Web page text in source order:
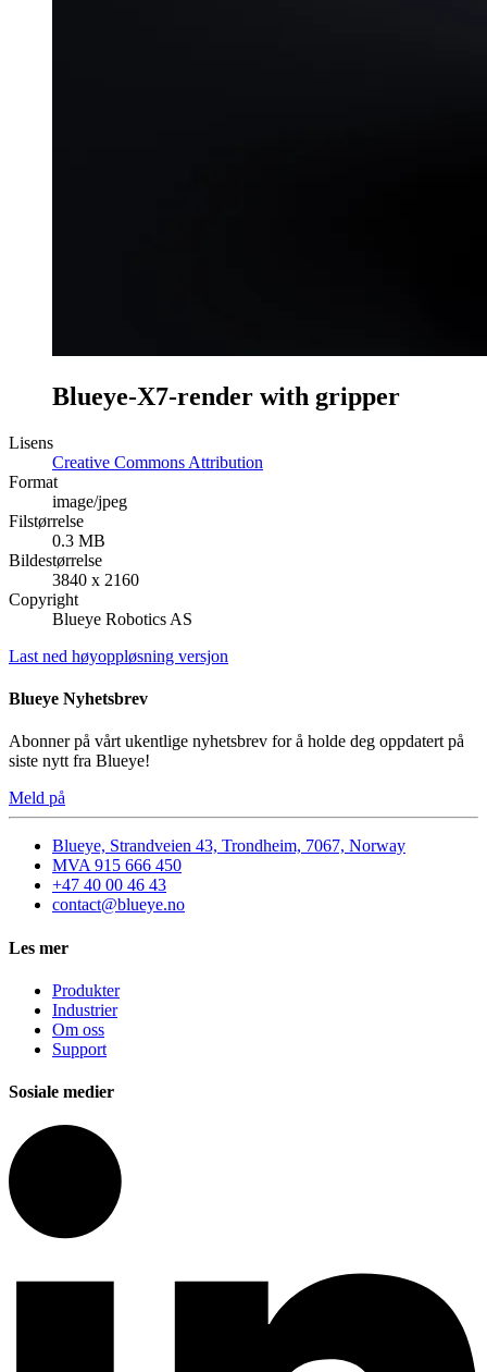
Blueye-X7-render with gripper
Lisens
Creative Commons Attribution
Format
image/jpeg
Filstørrelse
0.3 MB
Bildestørrelse
3840 x 2160
Copyright
Blueye Robotics AS
Last ned høyoppløsning versjon
Blueye Nyhetsbrev
Abonner på vårt ukentlige nyhetsbrev for å holde deg oppdatert på
siste nytt fra Blueye!
Meld på
Blueye, Strandveien 43, Trondheim, 7067, Norway
MVA 915 666 450
+47 40 00 46 43
contact@blueye.no
Les mer
Produkter
Industrier
Om oss
Support
Sosiale medier